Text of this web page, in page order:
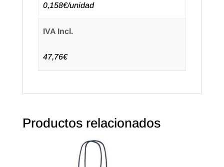
0,158€/unidad
IVA Incl.
47,76€
Productos relacionados